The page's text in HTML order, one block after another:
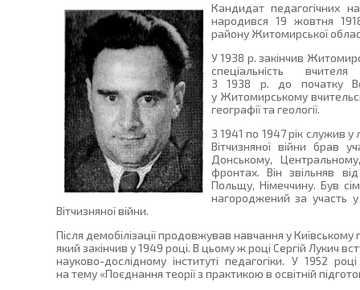
Кандидат педагогічних
народився 19 жовтня
району Житомирської
У 1938 р. закінчив
спеціальність
З 1938 р. до початку
у Житомирському
географії та геології.
З 1941 по 1947 рік служив у
Вітчизняної війни брав
Донському,
фронтах. Він звільняв
Польщу, Німеччину. Був
нагороджений за участь
Вітчизняної війни.
Після демобілізації продовжував навчання у Київському
який закінчив у 1949 році. В цьому ж році Сергій Лукич
науково-дослідному інституті педагогіки. У 1952
на тему «Поєднання теорії з практикою в освітній